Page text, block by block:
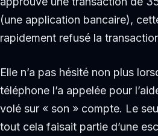
(une application bancaire),
rapidement refusé la
Elle n’a pas hésité non plus
téléphone l’a appelée pour
volé sur « son » compte. Le
tout cela faisait partie d’une